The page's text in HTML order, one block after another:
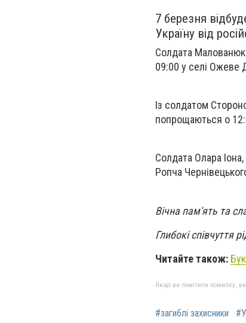
7 березня
Україну від
Солдата
09:00 у селі Ожеве
Із солдатом
попрощаються о
Солдата Олара
Ропча
Вічна пам'ять та
Глибокі співчуття
Читайте також:
Якщо ви помітили помилку,
#загиблі захисники